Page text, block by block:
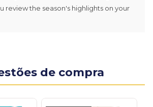
review the season's highlights on your
de compra